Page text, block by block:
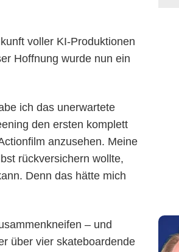
voller KI-Produktionen
Hoffnung wurde nun ein
ich das unerwartete
den ersten komplett
anzusehen. Meine
rückversichern wollte,
Denn das hätte mich
– und
über vier skateboardende